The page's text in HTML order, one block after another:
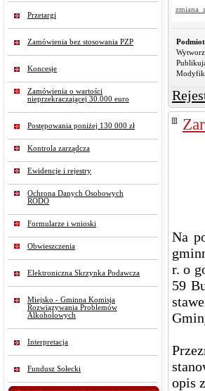
Przetargi
Zamówienia bez stosowania PZP
Koncesje
Zamówienia o wartości
nieprzekraczającej 30.000 euro
Postępowania poniżej 130 000 zł
Kontrola zarządcza
Ewidencje i rejestry
Ochrona Danych Osobowych
RODO
Formularze i wnioski
Obwieszczenia
Elektroniczna Skrzynka Podawcza
Miejsko - Gminna Komisja
Rozwiązywania Problemów
Alkoholowych
Interpretacja
Fundusz Sołecki
Na
r. o
59
opis